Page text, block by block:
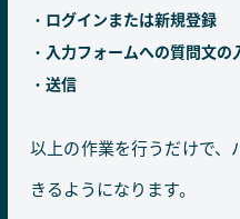
ログインまたは新規登録
入力フォームへの質問文の
送信
以上の作業を行うだけで、
きるようになります。